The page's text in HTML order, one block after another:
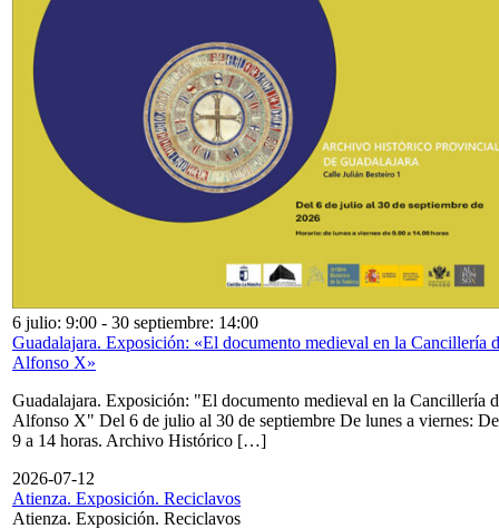
6 julio: 9:00 - 30 septiembre: 14:00
Guadalajara. Exposición: «El documento medieval en la Cancillería
Alfonso X»
Guadalajara. Exposición: "El documento medieval en la Cancillería
Alfonso X" Del 6 de julio al 30 de septiembre De lunes a viernes: De
9 a 14 horas. Archivo Histórico […]
2026-07-12
Atienza. Exposición. Reciclavos
Atienza. Exposición. Reciclavos